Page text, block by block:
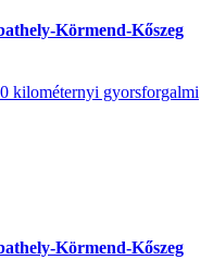
Körmend-Kőszeg
kilométernyi gyorsforgalmi
Körmend-Kőszeg